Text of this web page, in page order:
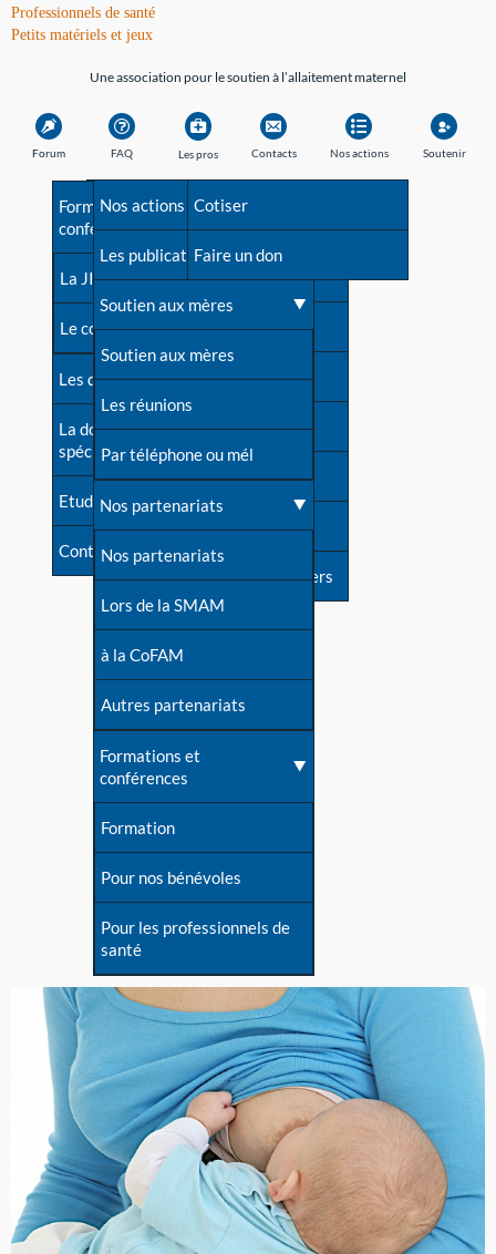
Professionnels de santé
Petits matériels et jeux
Une association pour le soutien à l’allaitement maternel
Forum FAQ
Avant la naissance
Les débuts
Une difficulté d'allaitement ?
Cas particuliers
Mythes et vérités
Devenir animatrice ?
Une question sur le site
Les pros
Formations et
conférences
La JIA
Le congrès
Les dossiers de l'allaitement
La documentation
spécialisée
Etudes récentes
Contact
Contacts
Besoin d'aide?
Répertoire de tous les
contacts
Contact presse
Dossier de presse
Soutenir LLL
Livre d'or
Forum
S'inscrire à nos newsletters
Nos actions
Nos actions
Les publications
Soutien aux mères
Soutien aux mères
Les réunions
Par téléphone ou mél
Nos partenariats
Nos partenariats
Lors de la SMAM
à la CoFAM
Autres partenariats
Formations et
conférences
Formation
Pour nos bénévoles
Pour les professionnels de
santé
Soutenir
Cotiser
Faire un don